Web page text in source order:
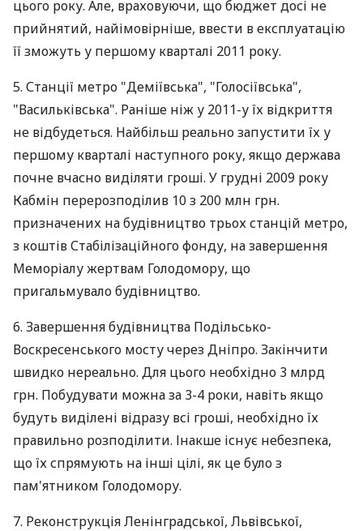
цього року. Але, враховуючи, що бюджет досі не
прийнятий, найімовірніше, ввести в експлуатацію
її зможуть у першому кварталі 2011 року.
5. Станції метро "Деміївська", "Голосіївська",
"Васильківська". Раніше ніж у 2011-у їх відкриття
не відбудеться. Найбільш реально запустити їх у
першому кварталі наступного року, якщо держава
почне вчасно виділяти гроші. У грудні 2009 року
Кабмін перерозподілив 10 з 200 млн грн.
призначених на будівництво трьох станцій метро,
з коштів Стабілізаційного фонду, на завершення
Меморіалу жертвам Голодомору, що
пригальмувало будівництво.
6. Завершення будівництва Подільсько-
Воскресенського мосту через Дніпро. Закінчити
швидко нереально. Для цього необхідно 3 млрд
грн. Побудувати можна за 3-4 роки, навіть якщо
будуть виділені відразу всі гроші, необхідно їх
правильно розподілити. Інакше існує небезпека,
що їх спрямують на інші цілі, як це було з
пам'ятником Голодомору.
7. Реконструкція Ленінградської, Львівської,